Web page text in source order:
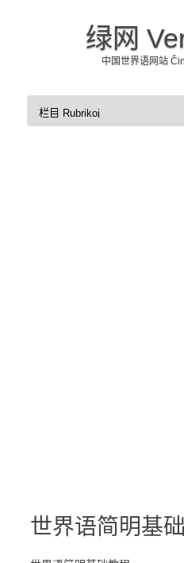
绿网
中国世界语网站
Skip to content
世界语简明基